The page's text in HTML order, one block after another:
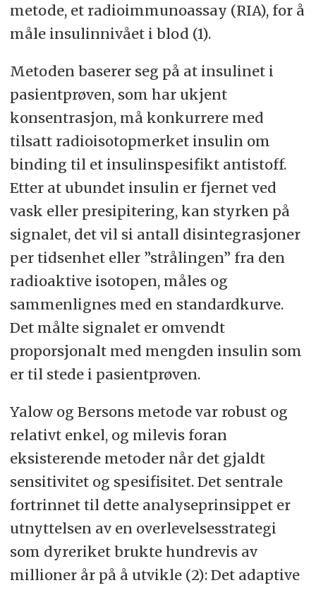
men hCG-verdien forble forhøyet. Det
ble besluttet å fjerne kvinnens livmor
og eggstokker kirurgisk. I tillegg fikk
hun fjernet en lungelapp etter et
metastasesuspekt PET-funn.
Patologene fant ingen tegn til kreft i
operasjonspreparatene, og hCG-
verdiene forble høye. Kontrollanalyse
av hCG ble senere utført med annen
metode. I tillegg ble hCG analysert i
pasientens urin. I begge tilfeller var
hCG-verdien normal. Det beviste at
de opprinnelige hCG-resultatene,
som hadde ført til omfattende
medisinsk og kirurgisk behandling,
ikke var riktige.
Den 23 år gamle kvinnen var i
utgangspunktet ikke syk. Hun hadde
heterofile antistoffer i blodet som
interfererte i hCG-analysen (AxSym
β-hCG) fra Abbott Laboratories.
Kvinnen ble tilkjent 16 millioner
dollar i erstatning i en rettssak i 2001.
metode, et radioimmunoassay (RIA), for å
måle insulinnivået i blod (1).
Metoden baserer seg på at insulinet i
pasientprøven, som har ukjent
konsentrasjon, må konkurrere med
tilsatt radioisotopmerket insulin om
binding til et insulinspesifikt antistoff.
Etter at ubundet insulin er fjernet ved
vask eller presipitering, kan styrken på
signalet, det vil si antall disintegrasjoner
per tidsenhet eller ”strålingen” fra den
radioaktive isotopen, måles og
sammenlignes med en standardkurve.
Det målte signalet er omvendt
proporsjonalt med mengden insulin som
er til stede i pasientprøven.
Yalow og Bersons metode var robust og
relativt enkel, og milevis foran
eksisterende metoder når det gjaldt
sensitivitet og spesifisitet. Det sentrale
fortrinnet til dette analyseprinsippet er
utnyttelsen av en overlevelsesstrategi
som dyreriket brukte hundrevis av
millioner år på å utvikle (2): Det adaptive